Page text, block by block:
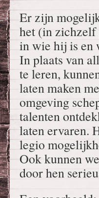
Er zijn
het (in zichzelf
in wie hij is en
In plaats van
te leren,
laten maken
omgeving
talenten
laten ervaren.
legio
Ook kunnen
door hen